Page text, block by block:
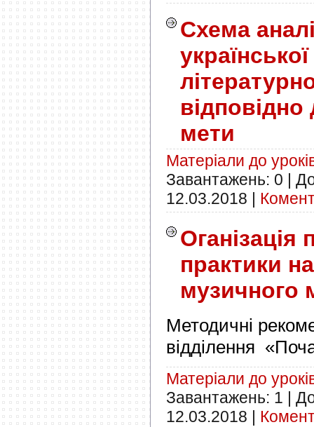
Схема
мети
Матеріали до
Завантажень: 0 |
12.03.2018 |
Оганізація
практики
музичного
Методичні
відділення
Матеріали до
Завантажень: 1
12.03.2018